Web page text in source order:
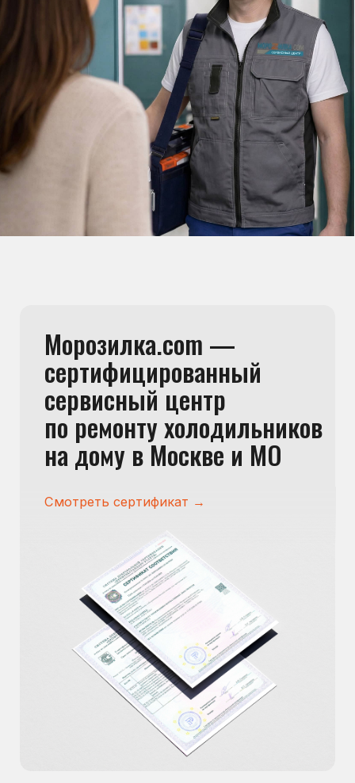
Специалисты работают по всей Москве
и Подмосковью, поэтому мастер приезжает на адрес
в течение 2-х часов. Все специалисты — штатные
сотрудники сервисного центра.
Морозилка.com
Сервисный инженер, стаж — 22 года